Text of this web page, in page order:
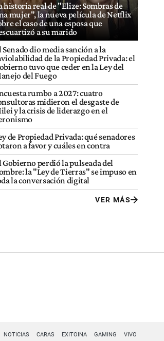
historia real de "Elize: Sombras de
mujer", la nueva película de Netflix
el caso de una esposa que
a su marido
Senado dio media sanción a la
de la Propiedad Privada: el
tuvo que ceder en la Ley del
del Fuego
rumbo a 2027: cuatro
midieron el desgaste de
y la crisis de liderazgo en el
de Propiedad Privada: qué senadores
a favor y cuáles en contra
Gobierno perdió la pulseada del
la "Ley de Tierras" se impuso en
la conversación digital
VER MÁS
NOTICIAS CARAS EXITOINA GAMING VIVO